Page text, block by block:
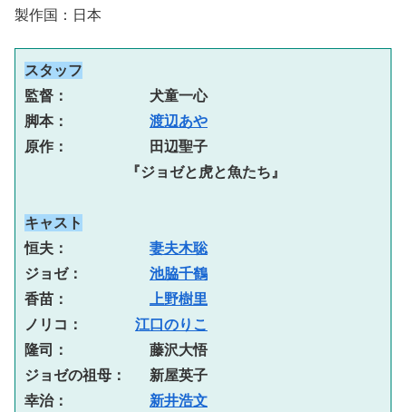
製作国：日本
スタッフ
監督： 　　　　　犬童一心
脚本： 渡辺あや
原作： 　　　　　田辺聖子
『ジョゼと虎と魚たち』
キャスト
恒夫： 妻夫木聡
ジョゼ： 池脇千鶴
香苗： 上野樹里
ノリコ： 江口のりこ
隆司：　　　　　 藤沢大悟
ジョゼの祖母：　 新屋英子
幸治： 新井浩文